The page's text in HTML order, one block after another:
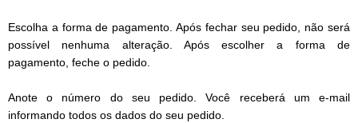
Escolha a forma de pagamento. Após fechar seu pedido, não será
possível nenhuma alteração. Após escolher a forma de
pagamento, feche o pedido.
Anote o número do seu pedido. Você receberá um e-mail
informando todos os dados do seu pedido.